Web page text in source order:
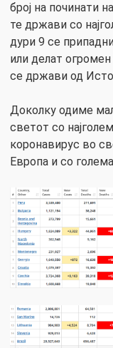
број на починати
те држави со
дури 9 се
или делат
се држави од
Доколку одиме
светот со
коронавирус во
Европа и со